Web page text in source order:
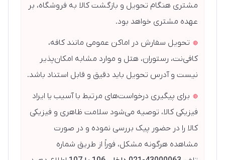
مشتری هنگام تحویل و بازگشت کالا به فروشگاه، بر
عهده مشتری خواهد بود.
تحویل سفارش در اماکن عمومی مانند کافه،
کافی‌نت، رستوران، هتل و موارد مشابه امکان‌پذیر
نیست و آدرس تحویل باید دقیق و قابل استناد باشد.
برای پیگیری درخواست‌های مرتبط با آسیب یا ایراد
فیزیکی کالا، توصیه می‌شود سلامت ظاهری و فیزیکی
کالا را در حضور پیک بررسی نموده و در صورت
مشاهده هرگونه مشکل، فوراً از طریق شماره